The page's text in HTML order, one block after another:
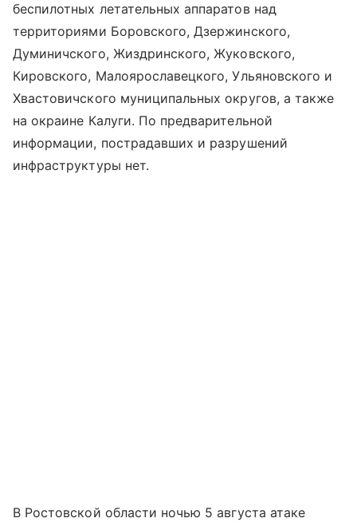
беспилотных летательных аппаратов над
территориями Боровского, Дзержинского,
Думиничского, Жиздринского, Жуковского,
Кировского, Малоярославецкого, Ульяновского и
Хвастовичского муниципальных округов, а также
на окраине Калуги. По предварительной
информации, пострадавших и разрушений
инфраструктуры нет.
В Ростовской области ночью 5 августа атаке